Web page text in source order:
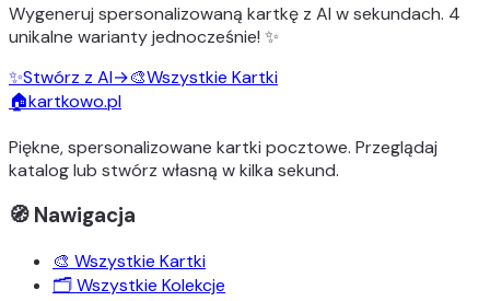
Wygeneruj spersonalizowaną kartkę z AI w sekundach. 4
unikalne wariantyjednocześnie! ✨
✨Stwórz z AI→🎨Wszystkie Kartki
🏠kartkowo.pl
Piękne, spersonalizowane kartki pocztowe. Przeglądaj
katalog lub stwórz własną w kilka sekund.
🧭 Nawigacja
🎨 Wszystkie Kartki
🗂️ Wszystkie Kolekcje